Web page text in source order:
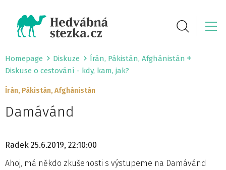
Homepage Diskuze
Írán, Pákistán, Afghánistán
Diskuse o cestování - kdy, kam, jak?
Írán, Pákistán, Afghánistán
Damávánd
Radek 25.6.2019, 22:10:00
Ahoj, má někdo zkušenosti s výstupeme na Damávánd